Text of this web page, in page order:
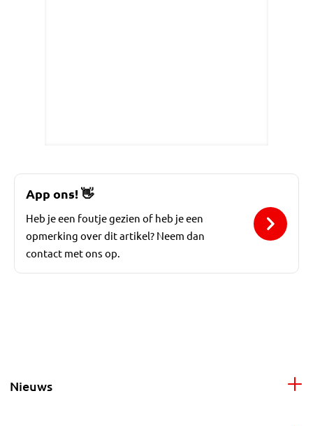
App ons!👋
Heb je een foutje gezien of heb je een
opmerking over dit artikel? Neem dan
contact met ons op.
Nieuws